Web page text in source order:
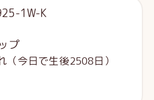
1W-K
プ
（今日で生後2508日）